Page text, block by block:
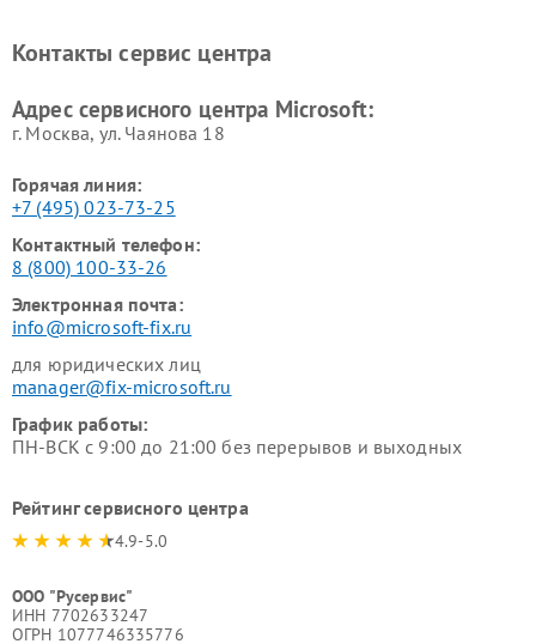
Контакты сервис центра
Адрес сервисного центра Microsoft:
г. Москва, ул. Чаянова 18
Горячая линия:
+7 (495) 023-73-25
Контактный телефон:
8 (800) 100-33-26
Электронная почта:
info@microsoft-fix.ru
для юридических лиц
manager@fix-microsoft.ru
График работы:
ПН-ВСК с 9:00 до 21:00 без перерывов и выходных
Рейтинг сервисного центра
4.9-5.0
ООО "Русервис"
ИНН 7702633247
ОГРН 1077746335776